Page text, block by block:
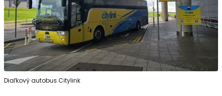
Diaľkový autobus Citylink